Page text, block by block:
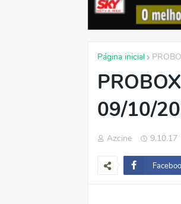
Página inicial
09/10/
Azcine 9.10.17